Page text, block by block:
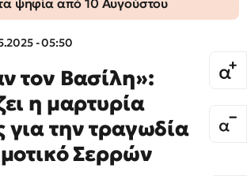
ψηφία από 10 Αυγούστου
- 05:50
τον Βασίλη»:
η μαρτυρία
την τραγωδία
Σερρών